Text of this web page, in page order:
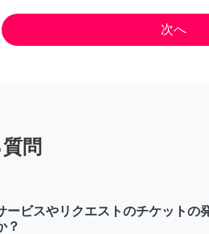
問
ービスやリクエストのチケットの
？